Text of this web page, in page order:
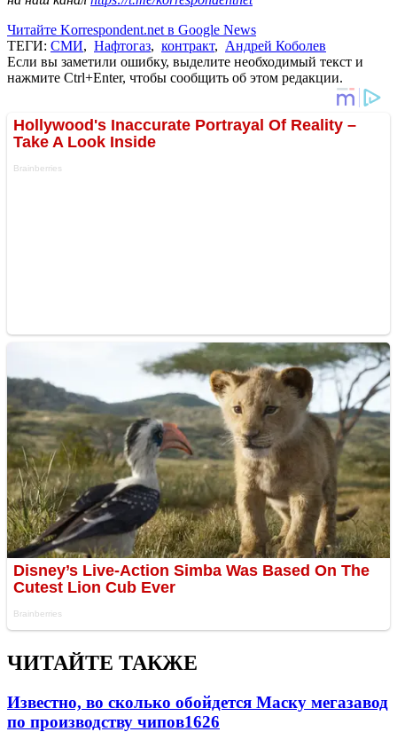
Читайте Korrespondent.net в Google News
ТЕГИ: СМИ, Нафтогаз, контракт, Андрей Коболев
Если вы заметили ошибку, выделите необходимый текст и
нажмите Ctrl+Enter, чтобы сообщить об этом редакции.
ЧИТАЙТЕ ТАКЖЕ
Известно, во сколько обойдется Маску мегазавод
по производству чипов1626